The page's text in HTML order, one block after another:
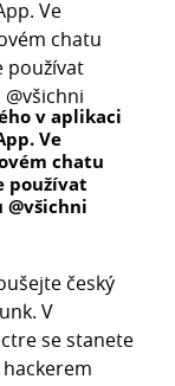
v aplikaci
Ve
chatu
používat
@všichni